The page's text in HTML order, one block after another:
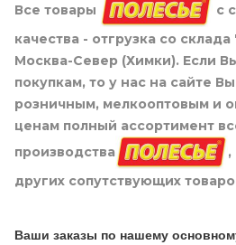
Все товары
с
качества - отгрузка со
Москва-Север (Химки). Если
покупкам, то у нас на сайте
розничным, мелкооптовым и
ценам полный ассортимент
производства
,
других сопутствующих
Ваши заказы по нашему